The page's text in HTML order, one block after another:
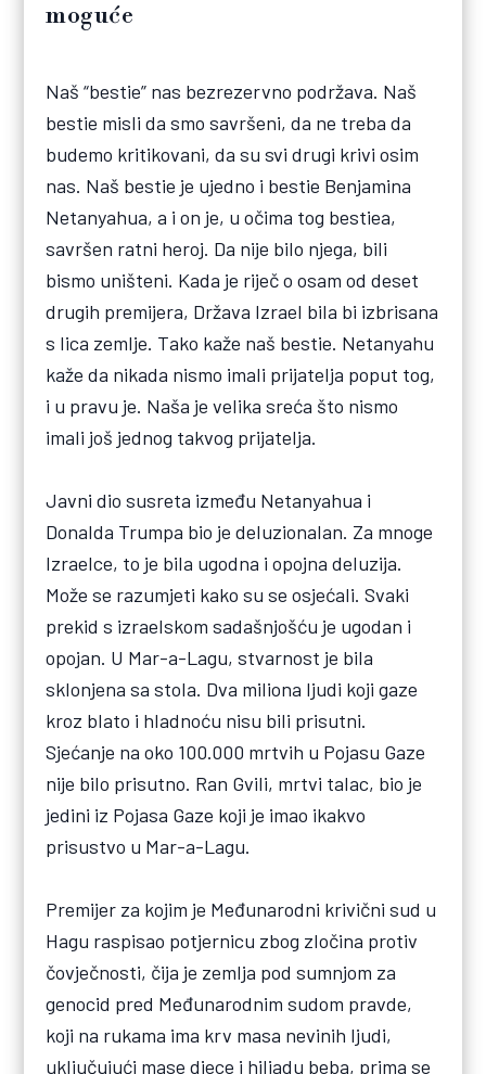
moguće
Naš “bestie” nas bezrezervno podržava. Naš
bestie misli da smo savršeni, da ne treba da
budemo kritikovani, da su svi drugi krivi osim
nas. Naš bestie je ujedno i bestie Benjamina
Netanyahua, a i on je, u očima tog bestiea,
savršen ratni heroj. Da nije bilo njega, bili
bismo uništeni. Kada je riječ o osam od deset
drugih premijera, Država Izrael bila bi izbrisana
s lica zemlje. Tako kaže naš bestie. Netanyahu
kaže da nikada nismo imali prijatelja poput tog,
i u pravu je. Naša je velika sreća što nismo
imali još jednog takvog prijatelja.
Javni dio susreta između Netanyahua i
Donalda Trumpa bio je deluzionalan. Za mnoge
Izraelce, to je bila ugodna i opojna deluzija.
Može se razumjeti kako su se osjećali. Svaki
prekid s izraelskom sadašnjošću je ugodan i
opojan. U Mar-a-Lagu, stvarnost je bila
sklonjena sa stola. Dva miliona ljudi koji gaze
kroz blato i hladnoću nisu bili prisutni.
Sjećanje na oko 100.000 mrtvih u Pojasu Gaze
nije bilo prisutno. Ran Gvili, mrtvi talac, bio je
jedini iz Pojasa Gaze koji je imao ikakvo
prisustvo u Mar-a-Lagu.
Premijer za kojim je Međunarodni krivični sud u
Hagu raspisao potjernicu zbog zločina protiv
čovječnosti, čija je zemlja pod sumnjom za
genocid pred Međunarodnim sudom pravde,
koji na rukama ima krv masa nevinih ljudi,
uključujući mase djece i hiljadu beba, prima se